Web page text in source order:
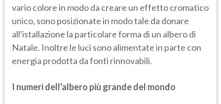
vario colore in modo da creare un effetto cromatico
unico, sono posizionate in modo tale da donare
all'istallazione la particolare forma di un albero di
Natale. Inoltre le luci sono alimentate in parte con
energia prodotta da fonti rinnovabili.
I numeri dell'albero più grande del mondo